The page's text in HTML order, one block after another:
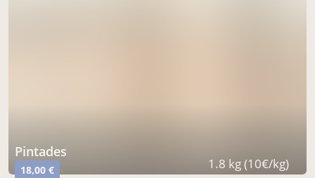
pintades
18,00 € 1.8 kg (10€/kg)